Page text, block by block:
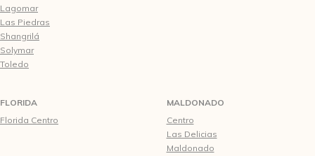
Lagomar
Las Piedras
Shangrilá
Solymar
Toledo
FLORIDA
Florida Centro
MALDONADO
Centro
Las Delicias
Maldonado